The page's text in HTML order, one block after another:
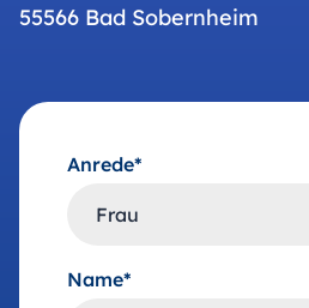
55566 Bad Sobernheim
Anrede*
Name*